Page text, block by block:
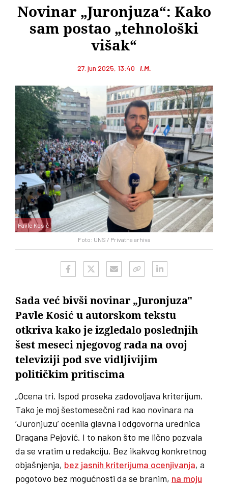
Novinar „Juronjuza“: Kako
sam postao „tehnološki
višak“
27. jun 2025, 13:40 I.M.
Foto: UNS / Privatna arhiva
Pavle Kosić
Sada već bivši novinar „Juronjuza"
Pavle Kosić u autorskom tekstu
otkriva kako je izgledalo poslednjih
šest meseci njegovog rada na ovoj
televiziji pod sve vidljivijim
političkim pritiscima
„Ocena tri. Ispod proseka zadovoljava kriterijum.
Tako je moj šestomesečni rad kao novinara na
‘Juronjuzu’ ocenila glavna i odgovorna urednica
Dragana Pejović. I to nakon što me lično pozvala
da se vratim u redakciju. Bez ikakvog konkretnog
objašnjenja, bez jasnih kriterijuma ocenjivanja, a
pogotovo bez mogućnosti da se branim, na moju